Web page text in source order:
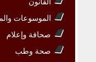
الموسوعات
صحافة وإعلام
صحة وطب